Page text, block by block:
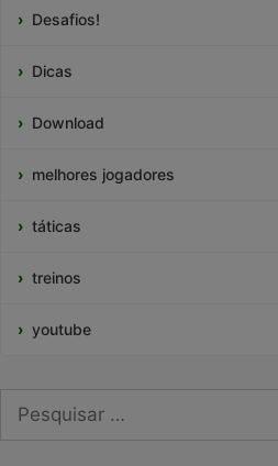
Desafios!
Dicas
Download
melhores jogadores
táticas
treinos
youtube
Pesquisar